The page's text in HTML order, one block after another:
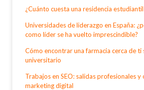
¿Cuánto cuesta una residencia estudiantil
Universidades de liderazgo en España:
como líder se ha vuelto imprescindible?
Cómo encontrar una farmacia cerca de ti
universitario
Trabajos en SEO: salidas profesionales
marketing digital